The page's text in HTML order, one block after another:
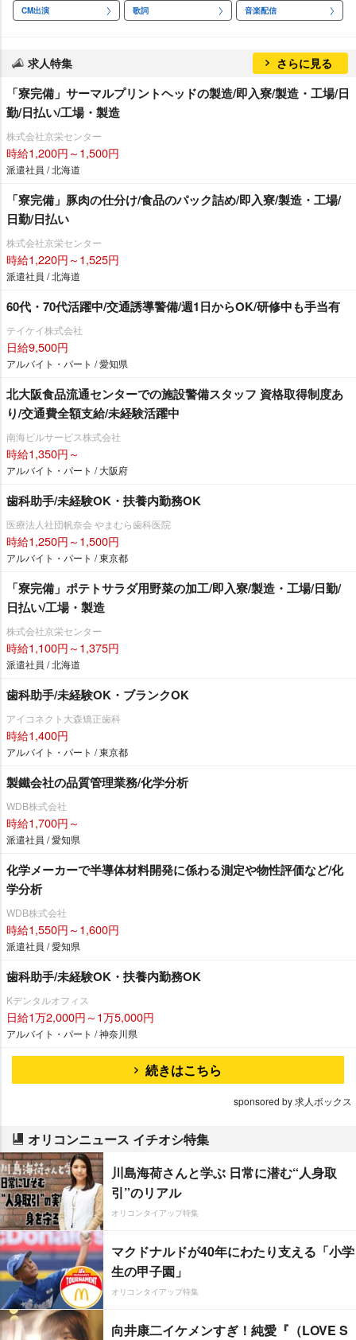
CM出演 歌詞 音楽配信
求人特集 さらに見る
「寮完備」サーマルプリントヘッドの製造/即入寮/製造・工場/日
勤/日払い/工場・製造
株式会社京栄センター
時給1,200円～1,500円
派遣社員 / 北海道
「寮完備」豚肉の仕分け/食品のパック詰め/即入寮/製造・工場/
日勤/日払い
株式会社京栄センター
時給1,220円～1,525円
派遣社員 / 北海道
60代・70代活躍中/交通誘導警備/週1日からOK/研修中も手当有
テイケイ株式会社
日給9,500円
アルバイト・パート / 愛知県
北大阪食品流通センターでの施設警備スタッフ 資格取得制度あ
り/交通費全額支給/未経験活躍中
南海ビルサービス株式会社
時給1,350円～
アルバイト・パート / 大阪府
歯科助手/未経験OK・扶養内勤務OK
医療法人社団帆奈会 やまむら歯科医院
時給1,250円～1,500円
アルバイト・パート / 東京都
「寮完備」ポテトサラダ用野菜の加工/即入寮/製造・工場/日勤/
日払い/工場・製造
株式会社京栄センター
時給1,100円～1,375円
派遣社員 / 北海道
歯科助手/未経験OK・ブランクOK
アイコネクト大森矯正歯科
時給1,400円
アルバイト・パート / 東京都
製鐵会社の品質管理業務/化学分析
WDB株式会社
時給1,700円～
派遣社員 / 愛知県
化学メーカーで半導体材料開発に係わる測定や物性評価など/化
学分析
WDB株式会社
時給1,550円～1,600円
派遣社員 / 愛知県
歯科助手/未経験OK・扶養内勤務OK
Kデンタルオフィス
日給1万2,000円～1万5,000円
アルバイト・パート / 神奈川県
続きはこちら
sponsored by 求人ボックス
オリコンニュース イチオシ特集
川島海荷さんと学ぶ 日常に潜む“人身取
引”のリアル
オリコンタイアップ特集
マクドナルドが40年にわたり支える「小学
生の甲子園」
オリコンタイアップ特集
向井康二イケメンすぎ！純愛『（LOVE S